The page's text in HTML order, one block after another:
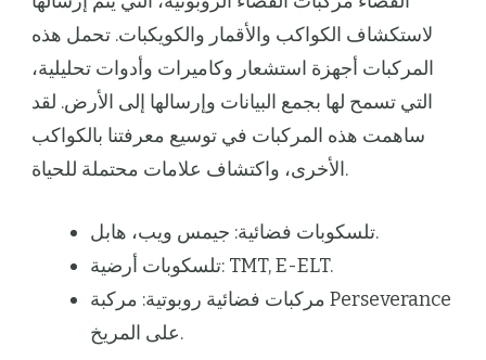
لاستكشاف الكواكب والأقمار والكويكبات. تحمل هذه
المركبات أجهزة استشعار وكاميرات وأدوات تحليلية،
التي تسمح لها بجمع البيانات وإرسالها إلى الأرض. لقد
ساهمت هذه المركبات في توسيع معرفتنا بالكواكب
الأخرى، واكتشاف علامات محتملة للحياة.
تلسكوبات فضائية: جيمس ويب، هابل.
تلسكوبات أرضية: TMT, E-ELT.
مركبات فضائية روبوتية: مركبة Perseverance
على المريخ.